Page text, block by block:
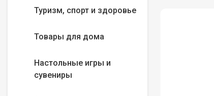
Туризм, спорт и здоровье
Товары для дома
Настольные игры и
сувениры